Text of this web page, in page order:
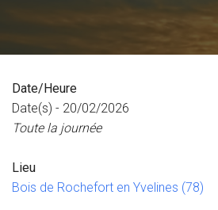
Date/Heure
Date(s) - 20/02/2026
Toute la journée
Lieu
Bois de Rochefort en Yvelines (78)